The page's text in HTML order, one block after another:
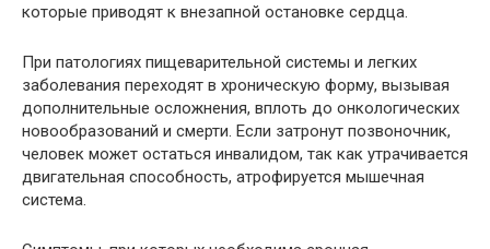
которые приводят к внезапной остановке сердца.
При патологиях пищеварительной системы и легких
заболевания переходят в хроническую форму, вызывая
дополнительные осложнения, вплоть до онкологических
новообразований и смерти. Если затронут позвоночник,
человек может остаться инвалидом, так как утрачивается
двигательная способность, атрофируется мышечная
система.